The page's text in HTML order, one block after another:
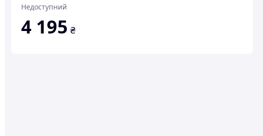
Недоступний
4 195 ₴